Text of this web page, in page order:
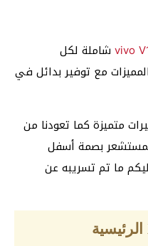
vivo شاملة لكل
مع توفير بدائل في
متميزة كما تعودنا من
بصمة أسفل
ما تم تسريبه عن
الرئيسية